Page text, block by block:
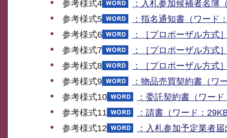
参考様式4
：入札参加候補者名簿
参考様式5
：指名通知書（ワード
参考様式6
：［プロポーザル方式
参考様式7
：［プロポーザル方式
参考様式8
：［プロポーザル方式
参考様式9
：物品売買契約書（ワ
参考様式10
：委託契約書（ワード
参考様式11
：請書（ワード：29KB
参考様式12
：入札参加予定業者